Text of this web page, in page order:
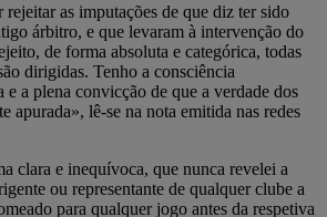
as imputações de que diz ter sido
árbitro, e que levaram à intervenção do
de forma absoluta e categórica, todas
dirigidas. Tenho a consciência
e a plena convicção de que a verdade dos
apurada», lê-se na nota emitida nas redes
clara e inequívoca, que nunca revelei a
ou representante de qualquer clube a
para qualquer jogo antes da respetiva